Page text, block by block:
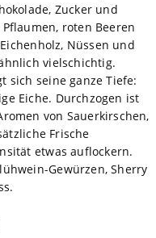
Zucker und
roten Beeren
Nüssen und
vielschichtig.
sich seine ganze Tiefe:
Eiche. Durchzogen ist
von Sauerkirschen,
Frische
etwas auflockern.
Gewürzen, Sherry